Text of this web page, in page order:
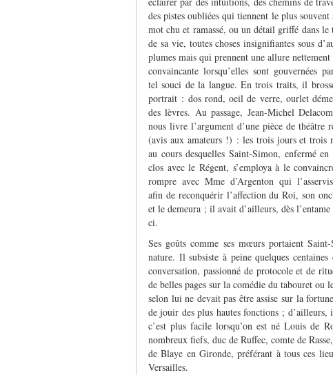
des pistes oubliées qui tiennent le plus souvent
mot chu et ramassé, ou un détail griffé dans le
de sa vie, toutes choses insignifiantes sous
plumes mais qui prennent une allure nettement
convaincante lorsqu’elles sont gouvernées
tel souci de la langue. En trois traits, il
portrait : dos rond, oeil de verre, ourlet
des lèvres. Au passage, Jean-Michel
nous livre l’argument d’une pièce de théâtre
(avis aux amateurs !) : les trois jours et trois
au cours desquelles Saint-Simon, enfermé en
clos avec le Régent, s’employa à le
rompre avec Mme d’Argenton qui
afin de reconquérir l’affection du Roi, son
et le demeura ; il avait d’ailleurs, dès
ci.
Ses goûts comme ses mœurs portaient
nature. Il subsiste à peine quelques
conversation, passionné de protocole et de
de belles pages sur la comédie du tabouret
selon lui ne devait pas être assise sur la
de jouir des plus hautes fonctions ;
c’est plus facile lorsqu’on est né Louis de
nombreux fiefs, duc de Ruffec, comte de
de Blaye en Gironde, préférant à tous ces
Versailles.